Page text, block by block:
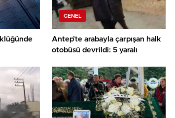
GENEL
Antep’te arabayla çarpışan halk
otobüsü devrildi: 5 yaralı